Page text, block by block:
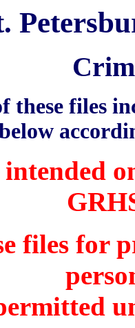
these files
intended
files for